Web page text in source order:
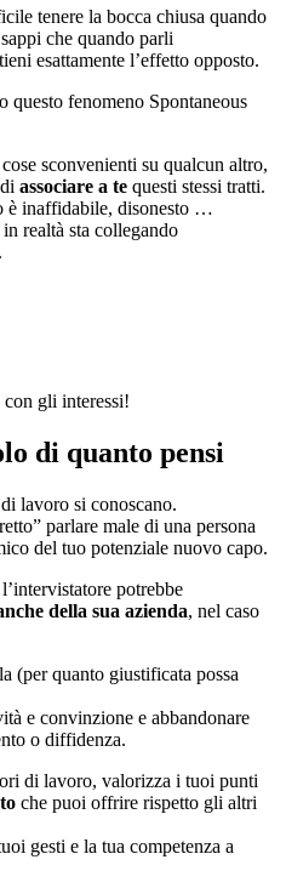
tenere la bocca chiusa quando
che quando parli
esattamente l’effetto opposto.
fenomeno Spontaneous
sconvenienti su qualcun altro,
associare a te questi stessi tratti.
è inaffidabile, disonesto …
realtà sta collegando
gli interessi!
di quanto pensi
lavoro si conoscano.
parlare male di una persona
del tuo potenziale nuovo capo.
potrebbe
della sua azienda, nel caso
(per quanto giustificata possa
e convinzione e abbandonare
o diffidenza.
di lavoro, valorizza i tuoi punti
che puoi offrire rispetto gli altri
gesti e la tua competenza a